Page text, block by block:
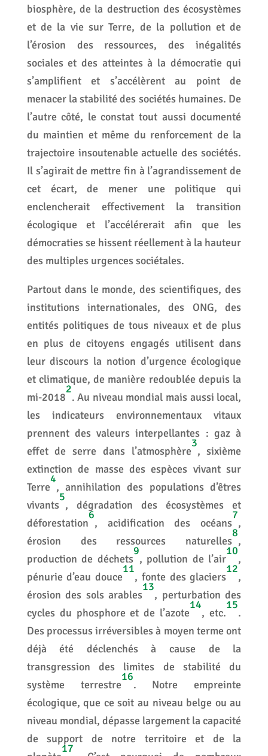
biosphère, de la destruction des écosystèmes
et de la vie sur Terre, de la pollution et de
l’érosion des ressources, des inégalités
sociales et des atteintes à la démocratie qui
s’amplifient et s’accélèrent au point de
menacer la stabilité des sociétés humaines. De
l’autre côté, le constat tout aussi documenté
du maintien et même du renforcement de la
trajectoire insoutenable actuelle des sociétés.
Il s’agirait de mettre fin à l’agrandissement de
cet écart, de mener une politique qui
enclencherait effectivement la transition
écologique et l’accélérerait afin que les
démocraties se hissent réellement à la hauteur
des multiples urgences sociétales.
Partout dans le monde, des scientifiques, des
institutions internationales, des ONG, des
entités politiques de tous niveaux et de plus
en plus de citoyens engagés utilisent dans
leur discours la notion d’urgence écologique
et climatique, de manière redoublée depuis la
mi-2018
2
. Au niveau mondial mais aussi local,
les indicateurs environnementaux vitaux
prennent des valeurs interpellantes : gaz à
effet de serre dans l’atmosphère
3
, sixième
extinction de masse des espèces vivant sur
Terre
4
, annihilation des populations d’êtres
vivants
5
, dégradation des écosystèmes et
déforestation
6
, acidification des océans
7
,
érosion des ressources naturelles
8
,
production de déchets
9
, pollution de l’air
10
,
pénurie d’eau douce
11
, fonte des glaciers
12
,
érosion des sols arables
13
, perturbation des
cycles du phosphore et de l’azote
14
, etc.
15
.
Des processus irréversibles à moyen terme ont
déjà été déclenchés à cause de la
transgression des limites de stabilité du
système terrestre
16
. Notre empreinte
écologique, que ce soit au niveau belge ou au
niveau mondial, dépasse largement la capacité
de support de notre territoire et de la
17